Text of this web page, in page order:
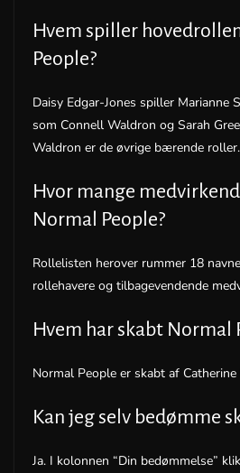
Hvem spiller
People?
Daisy Edgar-Jones spiller Marianne
som Connell Waldron og Sarah
Waldron er de øvrige bærende roller.
Hvor mange
Normal People?
Rollelisten herover rummer 18
rollehavere og tilbagevendende
Hvem har skabt Normal
Normal People er skabt af Catherine
Kan jeg selv bedømme
Ja. I kolonnen “Din bedømmelse”